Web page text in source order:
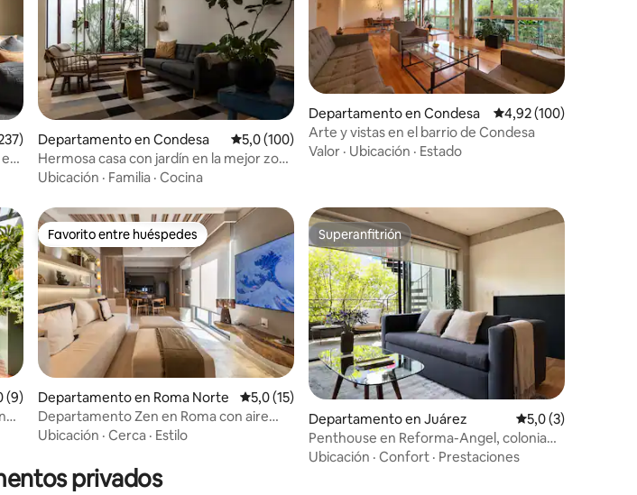
promedio: 4,87 de 5. 237 evaluaciones
Departamento en Condesa Calificación promedio: 5,0 de 5. 100 evaluaciones
5,0 (100)
Hermosa casa con jardín en la mejor zona
de Condesa.
Ubicación · Familia · Cocina
Departamento en Condesa Calificación promedio:
4,92 (100)
Arte y vistas en el barrio de Condesa
Valor · Ubicación · Estado
promedio: 5,0 de 5. 9 evaluaciones
(9)
Favorito entre huéspedes
Favorito entre huéspedes
Departamento en Roma Norte Calificación promedio: 5,0 de 5. 15 evaluaciones
5,0 (15)
Departamento Zen en Roma con aire
acondicionado
Ubicación · Cerca · Estilo
Superanfitrión
Superanfitrión
Departamento en Juárez Calificación
5,0 (3)
Penthouse en Reforma-Angel, colonia
Juárez
Ubicación · Confort · Prestaciones
privados